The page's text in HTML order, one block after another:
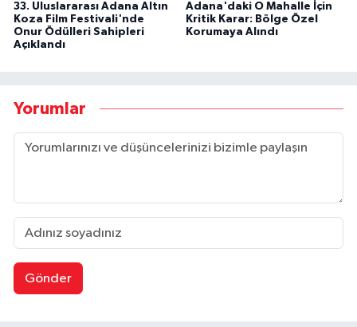
33. Uluslararası Adana Altın
Koza Film Festivali'nde
Onur Ödülleri Sahipleri
Açıklandı
Adana'daki O Mahalle İçin
Kritik Karar: Bölge Özel
Korumaya Alındı
Yorumlar
Gönder